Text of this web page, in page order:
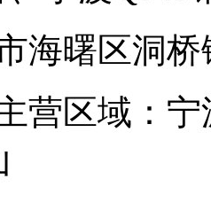
海曙区洞
营区域：